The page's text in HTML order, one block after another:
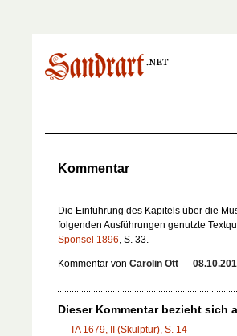
Kommentar
Die Einführung des Kapitels über die
folgenden Ausführungen genutzte
Sponsel 1896, S. 33.
Kommentar von Carolin Ott —
Dieser Kommentar bezieht sich
TA 1679, II (Skulptur), S. 14